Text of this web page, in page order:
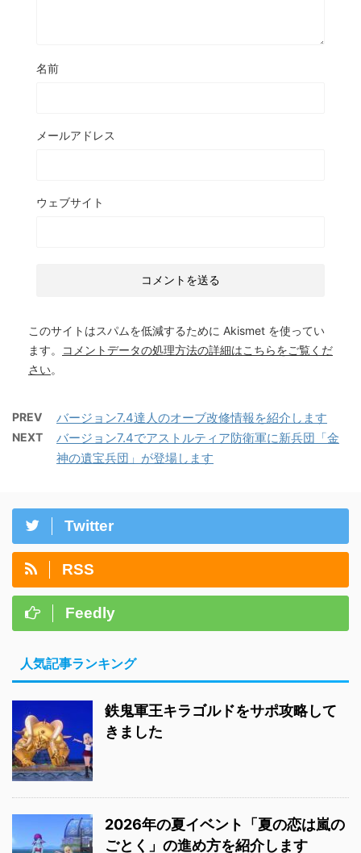
名前
メールアドレス
ウェブサイト
このサイトはスパムを低減するために Akismet を使ってい
ます。
コメントデータの処理方法の詳細はこちらをご覧くだ
さい。
PREV バージョン7.4達人のオーブ改修情報を紹介します
NEXT
バージョン7.4でアストルティア防衛軍に新兵団「金
神の遺宝兵団」が登場します
Twitter
RSS
Feedly
人気記事ランキング
鉄鬼軍王キラゴルドをサポ攻略して
きました
2026年の夏イベント「夏の恋は嵐の
ごとく」の進め方を紹介します